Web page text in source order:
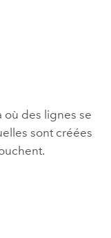
où des lignes se
sont créées